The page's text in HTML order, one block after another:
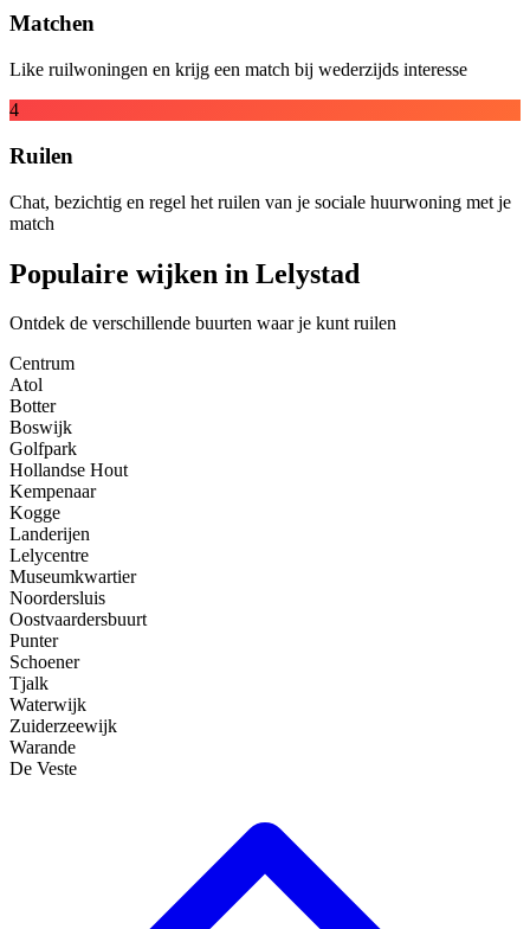
Matchen
Like ruilwoningen en krijg een match bij wederzijds interesse
4
Ruilen
Chat, bezichtig en regel het ruilen van je sociale huurwoning met je
match
Populaire wijken in Lelystad
Ontdek de verschillende buurten waar je kunt ruilen
Centrum
Atol
Botter
Boswijk
Golfpark
Hollandse Hout
Kempenaar
Kogge
Landerijen
Lelycentre
Museumkwartier
Noordersluis
Oostvaardersbuurt
Punter
Schoener
Tjalk
Waterwijk
Zuiderzeewijk
Warande
De Veste